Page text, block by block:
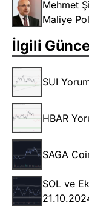
Mehmet
Maliye
İlgili
SUI
HBAR
SAGA
SOL ve